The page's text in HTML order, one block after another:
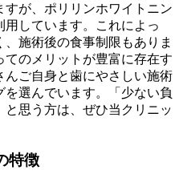
が、ポリリンホワイトニン
しています。これによっ
施術後の食事制限もありま
のメリットが豊富に存在す
んご自身と歯にやさしい施術
選んでいます。「少ない負
思う方は、ぜひ当クリニッ
特徴​